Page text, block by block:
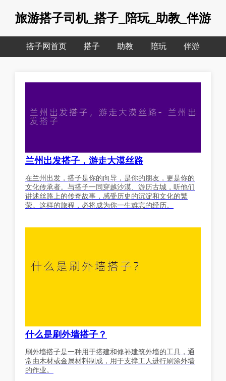
旅游搭子司机_搭子_陪玩_助教_伴游
搭子网首页 搭子 助教 陪玩 伴游
兰州出发搭子，游走大漠丝路
在兰州出发，搭子是你的向导，是你的朋友，更是你的
文化传承者。与搭子一同穿越沙漠、游历古城，听他们
讲述丝路上的传奇故事，感受历史的沉淀和文化的繁
荣。这样的旅程，必将成为你一生难忘的经历。
什么是刷外墙搭子？
刷外墙搭子是一种用于搭建和修补建筑外墙的工具，通
常由木材或金属材料制成，用于支撑工人进行刷涂外墙
的作业。